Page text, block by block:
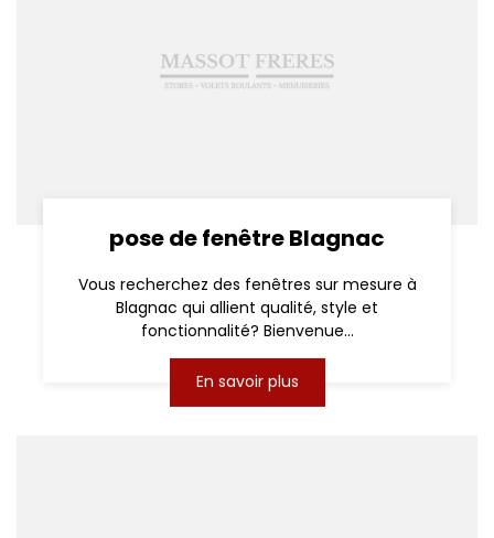
pose de fenêtre Blagnac
Vous recherchez des fenêtres sur mesure à
Blagnac qui allient qualité, style et
fonctionnalité? Bienvenue...
En savoir plus